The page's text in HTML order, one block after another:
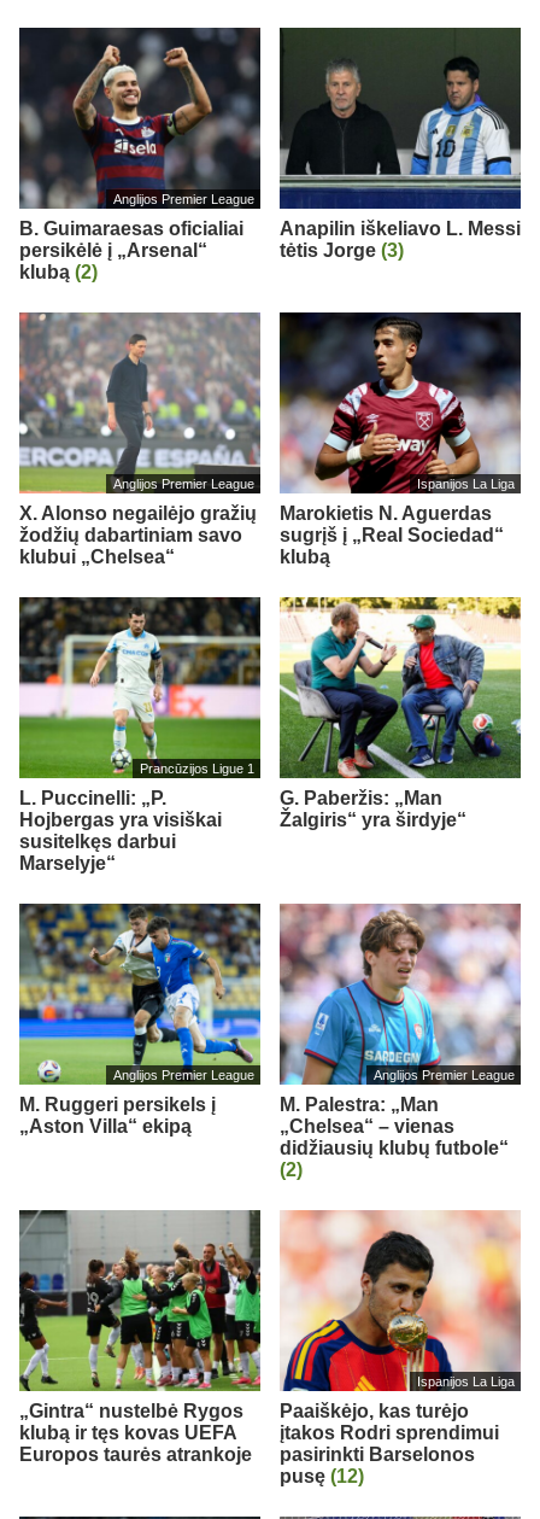
Anglijos Premier League
B. Guimaraesas oficialiai
persikėlė į „Arsenal“
klubą (2)
Anapilin iškeliavo L. Messi
tėtis Jorge (3)
Anglijos Premier League
X. Alonso negailėjo gražių
žodžių dabartiniam savo
klubui „Chelsea“
Ispanijos La Liga
Marokietis N. Aguerdas
sugrįš į „Real Sociedad“
klubą
Prancūzijos Ligue 1
L. Puccinelli: „P.
Hojbergas yra visiškai
susitelkęs darbui
Marselyje“
G. Paberžis: „Man
Žalgiris“ yra širdyje“
Anglijos Premier League
M. Ruggeri persikels į
„Aston Villa“ ekipą
Anglijos Premier League
M. Palestra: „Man
„Chelsea“ – vienas
didžiausių klubų futbole“
(2)
„Gintra“ nustelbė Rygos
klubą ir tęs kovas UEFA
Europos taurės atrankoje
Ispanijos La Liga
Paaiškėjo, kas turėjo
įtakos Rodri sprendimui
pasirinkti Barselonos
pusę (12)